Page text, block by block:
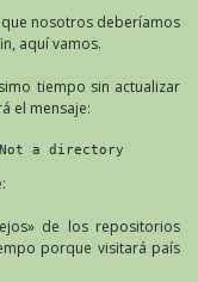
que nosotros deberíamos
aquí vamos.
tiempo sin actualizar
el mensaje:
a directory
de los repositorios
porque visitará país